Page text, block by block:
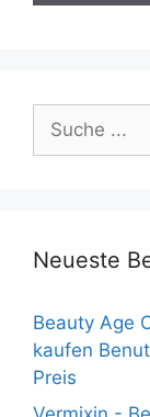
nach:
Neueste
Beauty Age
kaufen
Preis